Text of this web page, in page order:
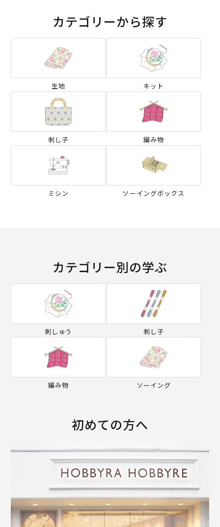
カテゴリーから探す
生地 キット
刺し子 編み物
ミシン ソーイングボックス
カテゴリー別の学ぶ
刺しゅう 刺し子
編み物 ソーイング
初めての方へ